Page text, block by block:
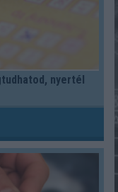
nyertél